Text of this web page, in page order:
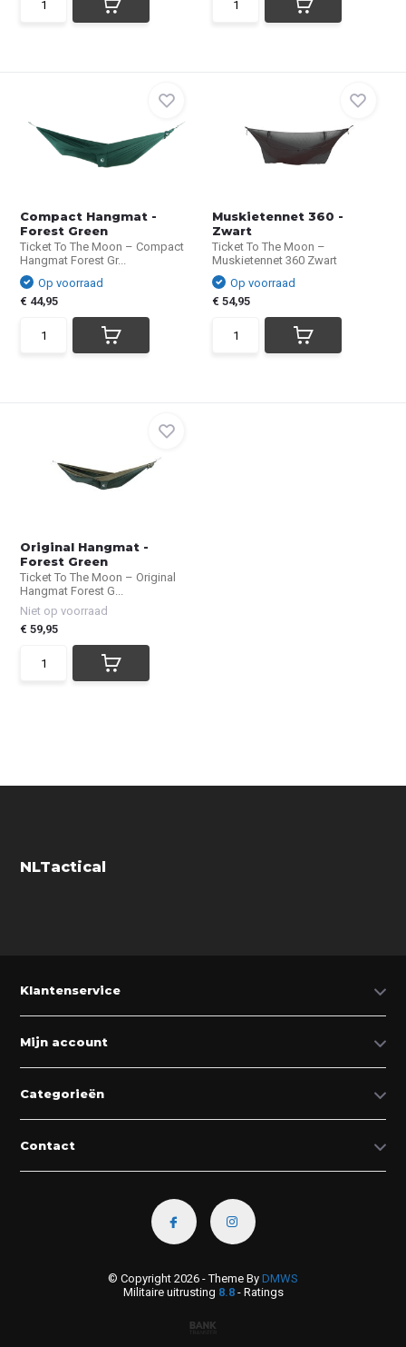
Compact Hangmat -
Forest Green
Ticket To The Moon – Compact
Hangmat Forest Gr...
Op voorraad
€ 44,95
Muskietennet 360 -
Zwart
Ticket To The Moon –
Muskietennet 360 Zwart
Op voorraad
€ 54,95
Original Hangmat -
Forest Green
Ticket To The Moon – Original
Hangmat Forest G...
Niet op voorraad
€ 59,95
NLTactical
Klantenservice
Mijn account
Categorieën
Contact
© Copyright 2026 - Theme By DMWS
Militaire uitrusting 8.8- Ratings